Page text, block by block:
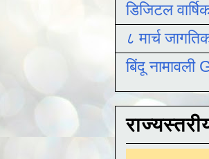
डिजिटल
८ मार्च
बिंदू